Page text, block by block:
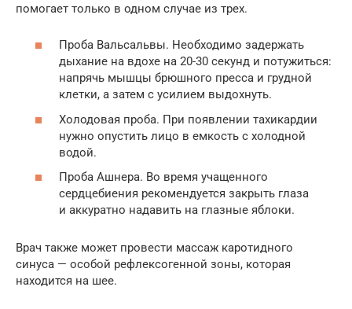
помогает только в одном случае из трех.
Проба Вальсальвы. Необходимо задержать
дыхание на вдохе на 20-30 секунд и потужиться:
напрячь мышцы брюшного пресса и грудной
клетки, а затем с усилием выдохнуть.
Холодовая проба. При появлении тахикардии
нужно опустить лицо в емкость с холодной
водой.
Проба Ашнера. Во время учащенного
сердцебиения рекомендуется закрыть глаза
и аккуратно надавить на глазные яблоки.
Врач также может провести массаж каротидного
синуса — особой рефлексогенной зоны, которая
находится на шее.